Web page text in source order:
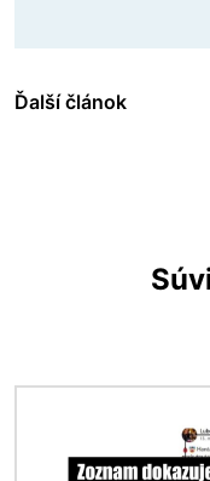
Ďalší článok